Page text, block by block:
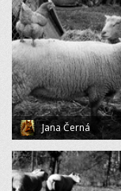
Jana Černá